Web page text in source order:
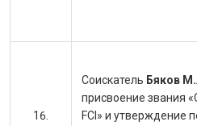
Соискатель Бяков
присвоение звания
FCI» и утверждение